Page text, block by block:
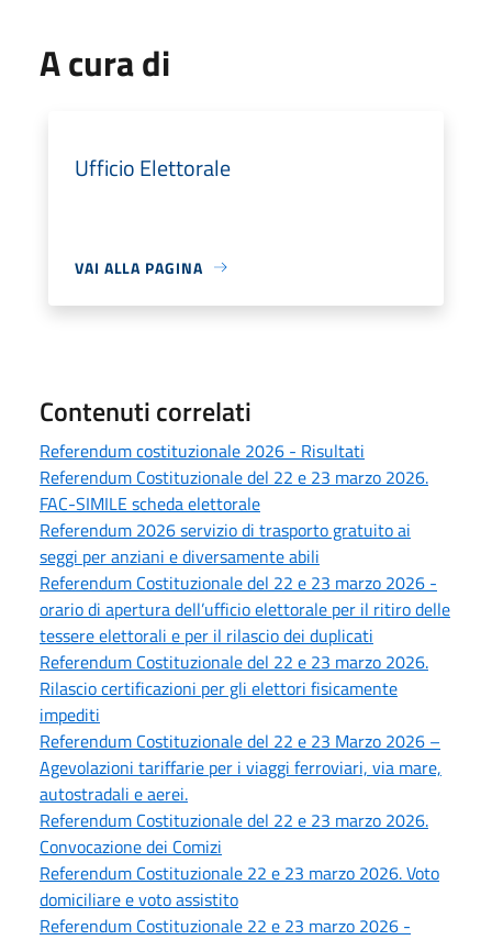
A cura di
Ufficio Elettorale
VAI ALLA PAGINA
Contenuti correlati
Referendum costituzionale 2026 - Risultati
Referendum Costituzionale del 22 e 23 marzo 2026.
FAC-SIMILE scheda elettorale
Referendum 2026 servizio di trasporto gratuito ai
seggi per anziani e diversamente abili
Referendum Costituzionale del 22 e 23 marzo 2026 -
orario di apertura dell’ufficio elettorale per il ritiro delle
tessere elettorali e per il rilascio dei duplicati
Referendum Costituzionale del 22 e 23 marzo 2026.
Rilascio certificazioni per gli elettori fisicamente
impediti
Referendum Costituzionale del 22 e 23 Marzo 2026 –
Agevolazioni tariffarie per i viaggi ferroviari, via mare,
autostradali e aerei.
Referendum Costituzionale del 22 e 23 marzo 2026.
Convocazione dei Comizi
Referendum Costituzionale 22 e 23 marzo 2026. Voto
domiciliare e voto assistito
Referendum Costituzionale 22 e 23 marzo 2026 -